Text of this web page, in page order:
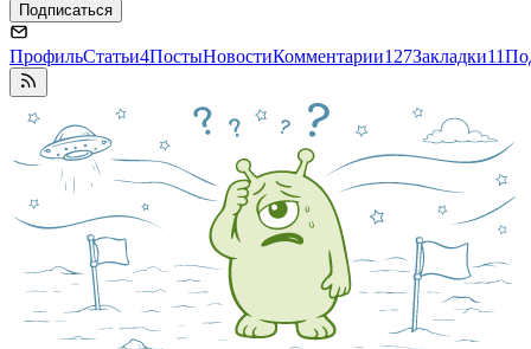
Подписаться
ПрофильСтатьи4ПостыНовостиКомментарии127Закладки11